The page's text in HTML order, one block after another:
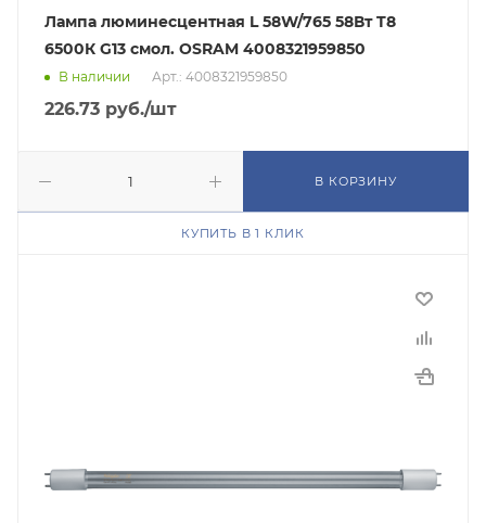
Лампа люминесцентная L 58W/765 58Вт T8
6500К G13 смол. OSRAM 4008321959850
В наличии Арт.: 4008321959850
226.73 руб./шт
В КОРЗИНУ
КУПИТЬ В 1 КЛИК